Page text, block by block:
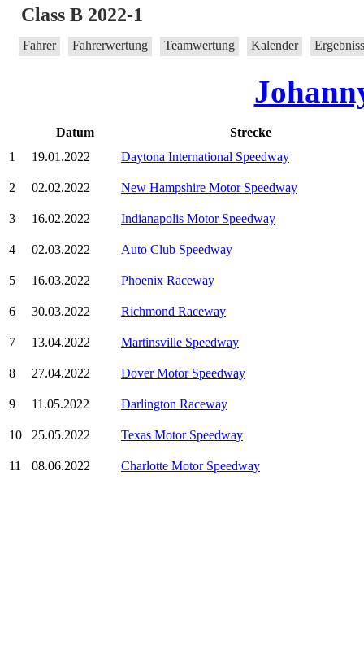
Class B 2022-1
Fahrer Fahrerwertung Teamwertung Kalender
Datum
Strecke
1
19.01.2022 Daytona International Speedway
2 02.02.2022 New Hampshire Motor Speedway
3 16.02.2022 Indianapolis Motor Speedway
4 02.03.2022 Auto Club Speedway
5 16.03.2022 Phoenix Raceway
6 30.03.2022 Richmond Raceway
7 13.04.2022 Martinsville Speedway
8 27.04.2022 Dover Motor Speedway
9 11.05.2022 Darlington Raceway
10 25.05.2022 Texas Motor Speedway
11 08.06.2022 Charlotte Motor Speedway